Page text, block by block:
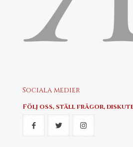
Sociala medier
Följ oss, ställ frågor,